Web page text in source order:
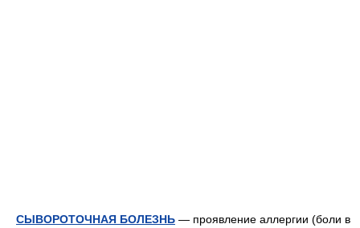
СЫВОРОТОЧНАЯ БОЛЕЗНЬ — проявление аллергии (боли в